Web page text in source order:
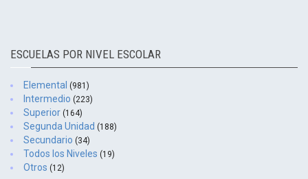
ESCUELAS POR NIVEL ESCOLAR
Elemental (981)
Intermedio (223)
Superior (164)
Segunda Unidad (188)
Secundario (34)
Todos los Niveles (19)
Otros (12)